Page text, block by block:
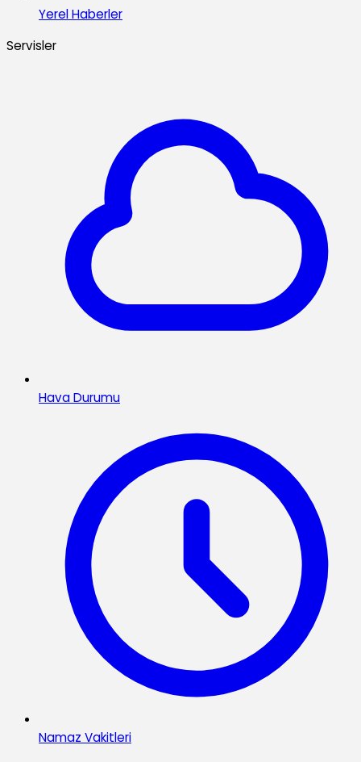
Yerel Haberler
Servisler
Hava Durumu
Namaz Vakitleri